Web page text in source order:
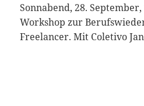
Sonnabend, 28.
Workshop zur
Freelancer. Mit Coletivo